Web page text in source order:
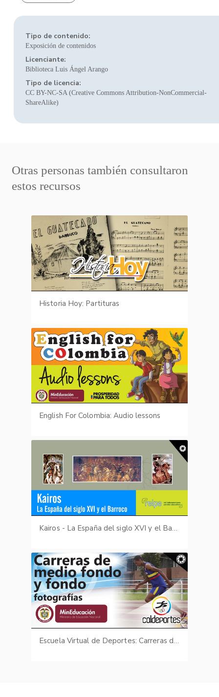
Tipo de contenido:
Exposición de contenidos
Licenciante:
Biblioteca Luis Ángel Arango
Tipo de licencia:
CC BY-NC-SA (Creative Commons Attribution-NonCommercial-
ShareAlike)
Otras personas también consultaron
estos recursos
Historia Hoy: Partituras
English For Colombia: Audio lessons
Kairos - La España del siglo XVI y el Barroco
Escuela Virtual de Deportes: Carreras de medio fondo y fondo - fotografías